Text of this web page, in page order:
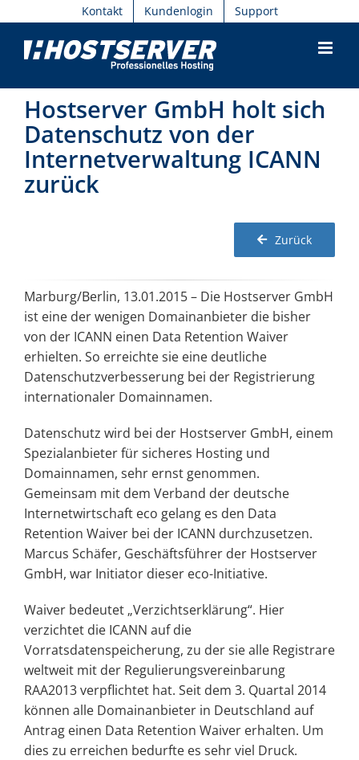
content
Kontakt Kundenlogin Support
Hostserver GmbH holt sich
Datenschutz von der
Internetverwaltung ICANN
zurück
Zurück
Marburg/Berlin, 13.01.2015 – Die Hostserver GmbH
ist eine der wenigen Domainanbieter die bisher
von der ICANN einen Data Retention Waiver
erhielten. So erreichte sie eine deutliche
Datenschutzverbesserung bei der Registrierung
internationaler Domainnamen.
Datenschutz wird bei der Hostserver GmbH, einem
Spezialanbieter für sicheres Hosting und
Domainnamen, sehr ernst genommen.
Gemeinsam mit dem Verband der deutsche
Internetwirtschaft eco gelang es den Data
Retention Waiver bei der ICANN durchzusetzen.
Marcus Schäfer, Geschäftsführer der Hostserver
GmbH, war Initiator dieser eco-Initiative.
Waiver bedeutet „Verzichtserklärung“. Hier
verzichtet die ICANN auf die
Vorratsdatenspeicherung, zu der sie alle Registrare
weltweit mit der Regulierungsvereinbarung
RAA2013 verpflichtet hat. Seit dem 3. Quartal 2014
können alle Domainanbieter in Deutschland auf
Antrag einen Data Retention Waiver erhalten. Um
dies zu erreichen bedurfte es sehr viel Druck.